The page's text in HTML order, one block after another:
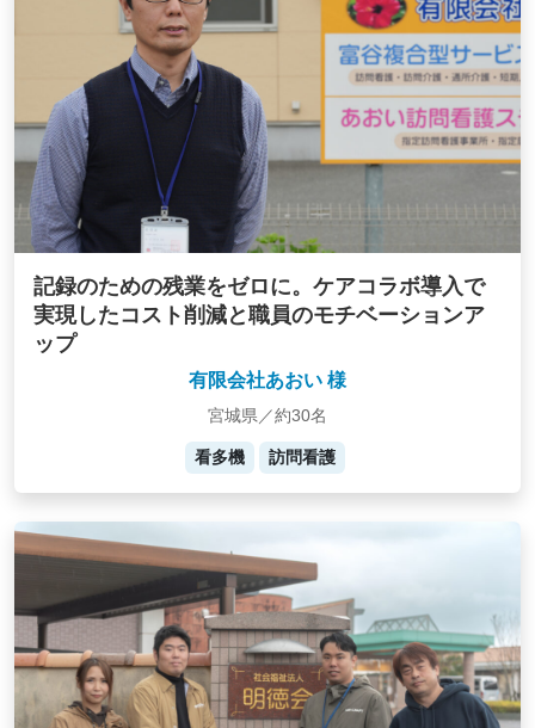
記録のための残業をゼロに。ケアコラボ導入で
実現したコスト削減と職員のモチベーションア
ップ
有限会社あおい 様
宮城県／約30名
看多機 訪問看護